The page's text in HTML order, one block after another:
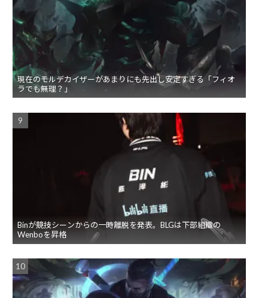
現在のモルデカイザーがあまりにも先出し安定すぎる「フィオ
ラでも無理？」
Binが競技シーンからの一時離脱を発表。BLGは下部組織の
Wenboを昇格